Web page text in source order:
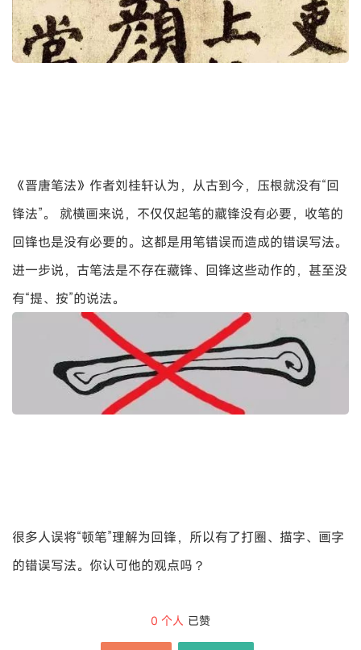
《晋唐笔法》作者刘桂轩认为，从古到今，压根就没有“回
锋法”。 就横画来说，不仅仅起笔的藏锋没有必要，收笔的
回锋也是没有必要的。这都是用笔错误而造成的错误写法。
进一步说，古笔法是不存在藏锋、回锋这些动作的，甚至没
有“提、按”的说法。
很多人误将“顿笔”理解为回锋，所以有了打圈、描字、画字
的错误写法。你认可他的观点吗？
0 个人 已赞